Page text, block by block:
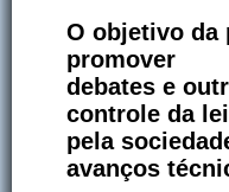
O objetivo da
promover
debates e
controle da
pela
avanços